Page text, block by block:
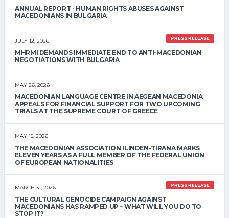
ANNUAL REPORT - HUMAN RIGHTS ABUSES AGAINST
MACEDONIANS IN BULGARIA
JULY 12, 2026 PRESS RELEASE
MHRMI DEMANDS IMMEDIATE END TO ANTI-MACEDONIAN
NEGOTIATIONS WITH BULGARIA
MAY 26, 2026
MACEDONIAN LANGUAGE CENTRE IN AEGEAN MACEDONIA
APPEALS FOR FINANCIAL SUPPORT FOR TWO UPCOMING
TRIALS AT THE SUPREME COURT OF GREECE
MAY 15, 2026
THE MACEDONIAN ASSOCIATION ILINDEN-TIRANA MARKS
ELEVEN YEARS AS A FULL MEMBER OF THE FEDERAL UNION
OF EUROPEAN NATIONALITIES
MARCH 31, 2026 PRESS RELEASE
THE CULTURAL GENOCIDE CAMPAIGN AGAINST
MACEDONIANS HAS RAMPED UP – WHAT WILL YOU DO TO
STOP IT?